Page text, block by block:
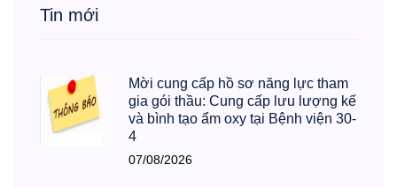
Tin mới
Mời cung cấp hồ sơ năng lực tham
gia gói thầu: Cung cấp lưu lượng kế
và bình tạo ẩm oxy tại Bệnh viện 30-
4
07/08/2026